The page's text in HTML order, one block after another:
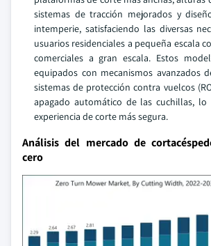
sistemas de tracción mejorados y
intemperie, satisfaciendo las diversas
usuarios residenciales a pequeña escala
comerciales a gran escala. Estos
equipados con mecanismos avanzados
sistemas de protección contra vuelcos
apagado automático de las cuchillas, lo
experiencia de corte más segura.
Análisis del mercado de
cero